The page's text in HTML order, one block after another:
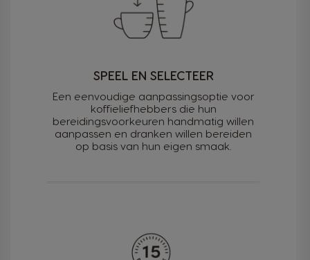
SPEEL EN SELECTEER
Een eenvoudige aanpassingsoptie voor
koffieliefhebbers die hun
bereidingsvoorkeuren handmatig willen
aanpassen en dranken willen bereiden
op basis van hun eigen smaak.